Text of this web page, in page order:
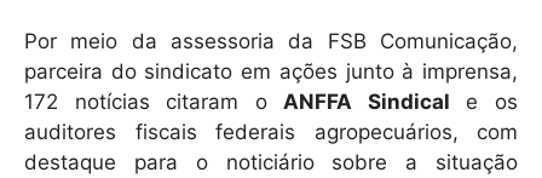
Por meio da assessoria da FSB Comunicação,
parceira do sindicato em ações junto à imprensa,
172 notícias citaram o ANFFA Sindical e os
auditores fiscais federais agropecuários, com
destaque para o noticiário sobre a situação